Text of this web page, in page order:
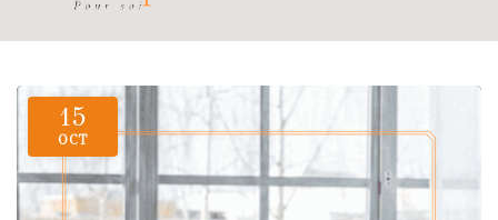
15
OCT